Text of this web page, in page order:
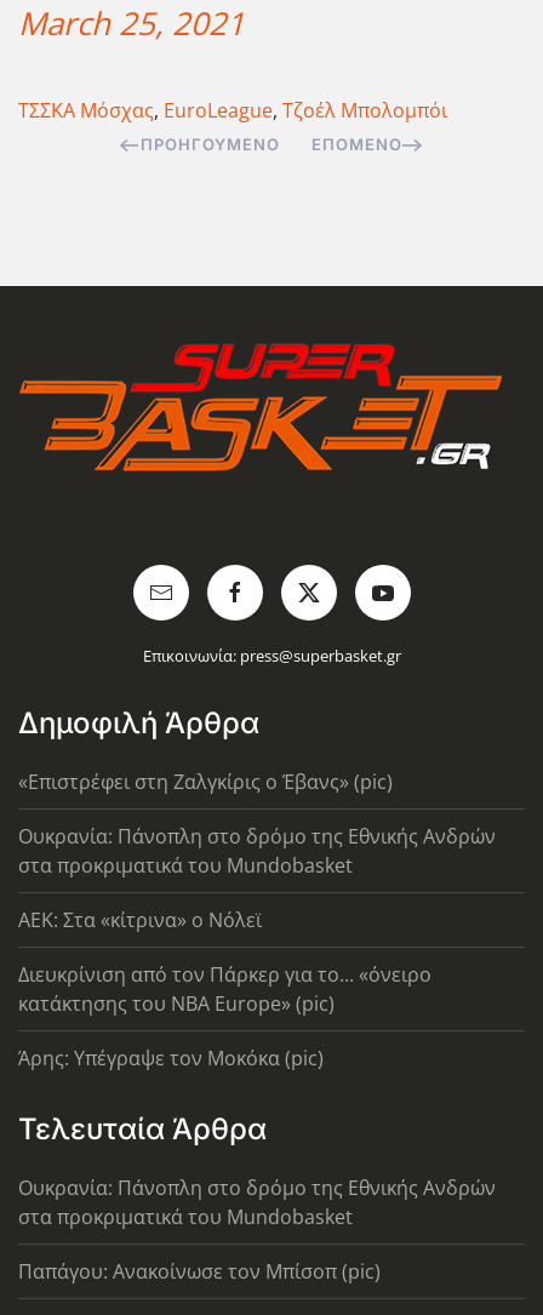
March 25, 2021
ΤΣΣΚΑ Μόσχας, EuroLeague, Τζοέλ Μπολομπόι
ΠΡΟΗΓΟΎΜΕΝΟ ΕΠΌΜΕΝΟ
Επικοινωνία: press@superbasket.gr
Δημοφιλή Άρθρα
«Επιστρέφει στη Ζαλγκίρις ο Έβανς» (pic)
Ουκρανία: Πάνοπλη στο δρόμο της Εθνικής Ανδρών
στα προκριματικά του Mundobasket
AEK: Στα «κίτρινα» ο Νόλεϊ
Διευκρίνιση από τον Πάρκερ για το... «όνειρο
κατάκτησης του ΝΒΑ Europe» (pic)
Άρης: Υπέγραψε τον Μοκόκα (pic)
Τελευταία Άρθρα
Ουκρανία: Πάνοπλη στο δρόμο της Εθνικής Ανδρών
στα προκριματικά του Mundobasket
Παπάγου: Ανακοίνωσε τον Μπίσοπ (pic)